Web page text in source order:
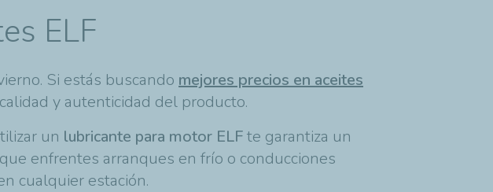
ELF
Si estás buscando mejores precios en aceites
y autenticidad del producto.
un lubricante para motor ELFte garantiza un
enfrentes arranques en frío o conducciones
cualquier estación.